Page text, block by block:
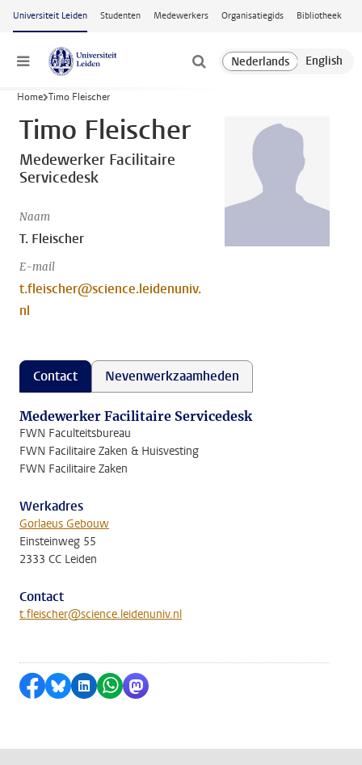
Ga naar hoofdinhoud
Universiteit Leiden Studenten Medewerkers Organisatiegids Bibliotheek
Menu
Home Timo Fleischer
Timo Fleischer
Medewerker Facilitaire
Servicedesk
Naam
T. Fleischer
E-mail
t.fleischer@science.leidenuniv.
nl
Contact Nevenwerkzaamheden
Medewerker Facilitaire Servicedesk
FWN Faculteitsbureau
FWN Facilitaire Zaken & Huisvesting
FWN Facilitaire Zaken
Werkadres
Gorlaeus Gebouw
Einsteinweg 55
2333 CC Leiden
Contact
t.fleischer@science.leidenuniv.nl
Delen op Facebook
Delen via Bluesky
Delen op LinkedIn
Delen via WhatsApp
Delen via Mastodon